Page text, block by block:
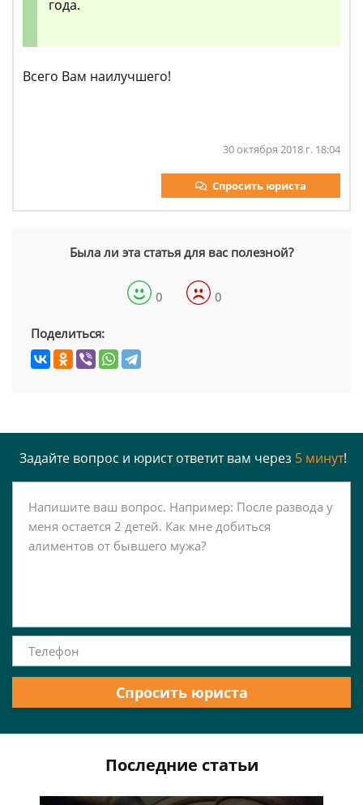
года.
Всего Вам наилучшего!
30 октября 2018 г. 18:04
Спросить юриста
Была ли эта статья для вас полезной?
0 0
Поделиться:
Задайте вопрос и юрист ответит вам через 5 минут!
Спросить юриста
Последние статьи